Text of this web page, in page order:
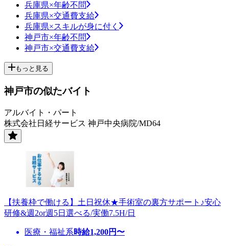
兵庫県×年齢不問
兵庫県×交通費支給
兵庫県×スキルが身に付く
神戸市×年齢不問
神戸市×交通費支給
もっと見る
神戸市の似たバイト
アルバイト・パート
株式会社日経サービス 神戸中央病院/MD64
【扶養枠で働ける】土日祝休★手術室の裏方サポート♪安心
研修&週2or週5日選べる/実働7.5H/日
医療・福祉系時給1,200円〜